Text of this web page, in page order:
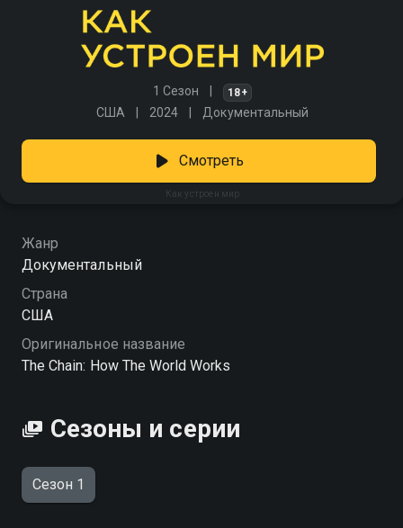
1 Сезон 18+
США 2024 Документальный
Как устроен мир
Смотреть
Жанр
Документальный
Страна
США
Оригинальное название
The Chain: How The World Works
Сезоны и серии
Сезон 1